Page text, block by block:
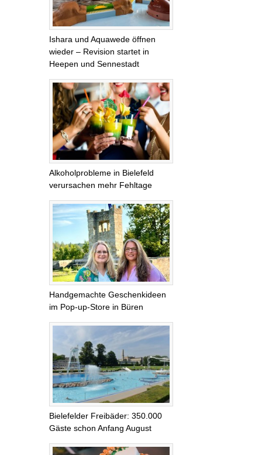
Ishara und Aquawede öffnen
wieder – Revision startet in
Heepen und Sennestadt
Alkoholprobleme in Bielefeld
verursachen mehr Fehltage
Handgemachte Geschenkideen
im Pop-up-Store in Büren
Bielefelder Freibäder: 350.000
Gäste schon Anfang August